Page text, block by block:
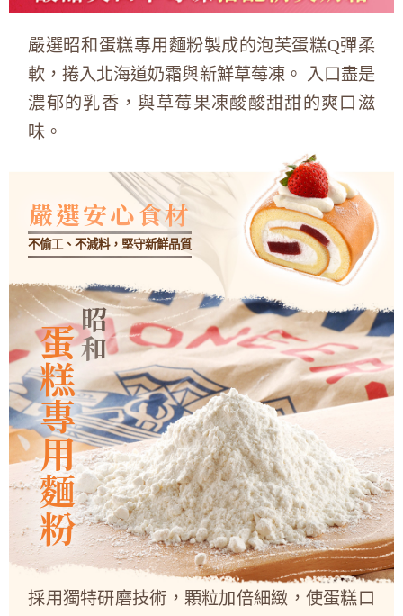
嚴選昭和蛋糕專用麵粉製成的泡芙蛋糕Q彈柔
軟，捲入北海道奶霜與新鮮草莓凍。 入口盡是
濃郁的乳香，與草莓果凍酸酸甜甜的爽口滋
味。
嚴選安心食材
不偷工、不減料，堅守新鮮品質
昭和
蛋糕專用麵粉
採用獨特研磨技術，顆粒加倍細緻，使蛋糕口